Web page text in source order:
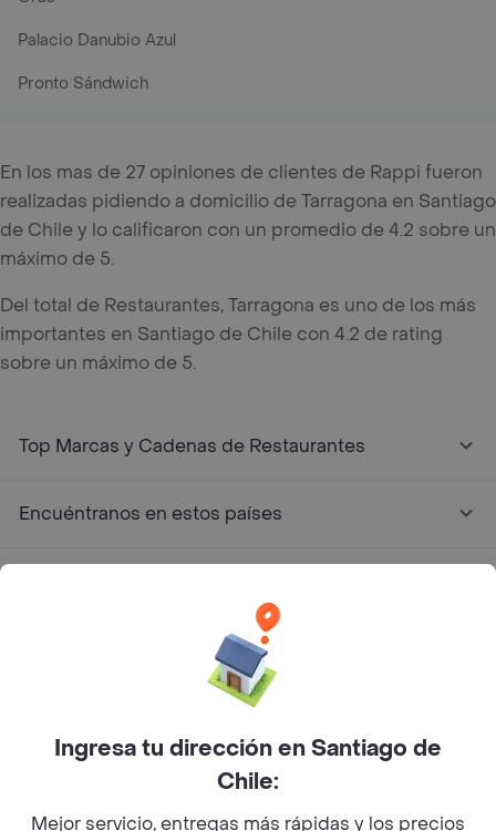
Palacio Danubio Azul
Pronto Sándwich
En los mas de 27 opiniones de clientes de Rappi fueron
realizadas pidiendo a domicilio de Tarragona en Santiago
de Chile y lo calificaron con un promedio de 4.2 sobre un
máximo de 5.
Del total de Restaurantes, Tarragona es uno de los más
importantes en Santiago de Chile con 4.2 de rating
sobre un máximo de 5.
Top Marcas y Cadenas de Restaurantes
Encuéntranos en estos países
Google play
Pide tu comida favorita cerca de ti
Categorías
Ingresa tu dirección en Santiago de
Chile:
Mejor servicio, entregas más rápidas y los precios